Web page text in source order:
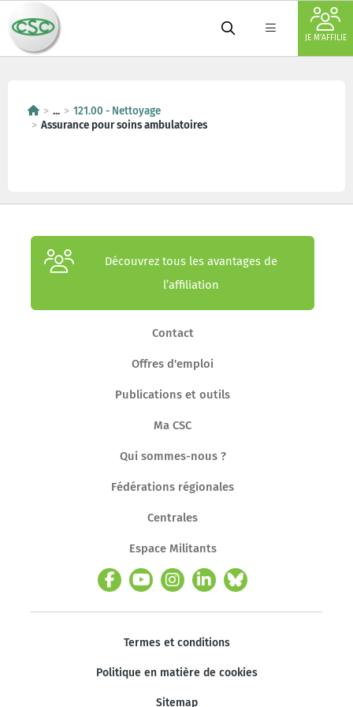
JE M'AFFILIE
...
121.00 - Nettoyage
Assurance pour soins ambulatoires
Découvrez tous les avantages de
l’affiliation
Contact
Offres d'emploi
Publications et outils
Ma CSC
Qui sommes-nous ?
Fédérations régionales
Centrales
Espace Militants
Termes et conditions
Politique en matière de cookies
Sitemap